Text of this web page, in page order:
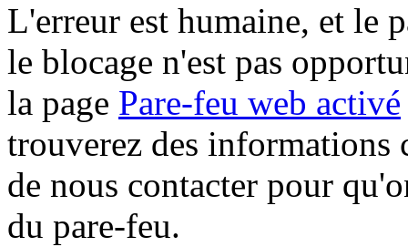
L'erreur est humaine, et le
le blocage n'est pas
la page Pare-feu web activé
trouverez des informations
de nous contacter pour
du pare-feu.